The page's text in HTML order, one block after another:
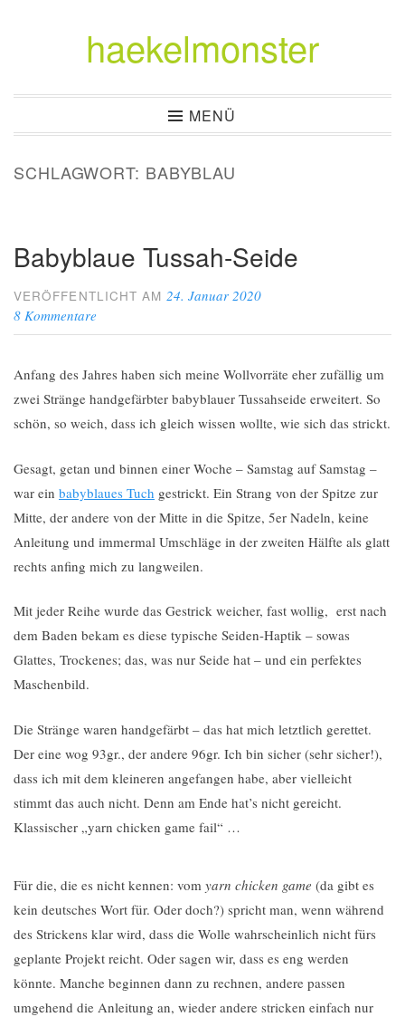
haekelmonster
MENÜ
SCHLAGWORT: BABYBLAU
Babyblaue Tussah-Seide
VERÖFFENTLICHT AM24. Januar 2020
8 Kommentare
Anfang des Jahres haben sich meine Wollvorräte eher zufällig um
zwei Stränge handgefärbter babyblauer Tussahseide erweitert. So
schön, so weich, dass ich gleich wissen wollte, wie sich das strickt.
Gesagt, getan und binnen einer Woche – Samstag auf Samstag –
war ein babyblaues Tuch gestrickt. Ein Strang von der Spitze zur
Mitte, der andere von der Mitte in die Spitze, 5er Nadeln, keine
Anleitung und immermal Umschläge in der zweiten Hälfte als glatt
rechts anfing mich zu langweilen.
Mit jeder Reihe wurde das Gestrick weicher, fast wollig, erst nach
dem Baden bekam es diese typische Seiden-Haptik – sowas
Glattes, Trockenes; das, was nur Seide hat – und ein perfektes
Maschenbild.
Die Stränge waren handgefärbt – das hat mich letztlich gerettet.
Der eine wog 93gr., der andere 96gr. Ich bin sicher (sehr sicher!),
dass ich mit dem kleineren angefangen habe, aber vielleicht
stimmt das auch nicht. Denn am Ende hat’s nicht gereicht.
Klassischer „yarn chicken game fail“ …
Für die, die es nicht kennen: vom yarn chicken game (da gibt es
kein deutsches Wort für. Oder doch?) spricht man, wenn während
des Strickens klar wird, dass die Wolle wahrscheinlich nicht fürs
geplante Projekt reicht. Oder sagen wir, dass es eng werden
könnte. Manche beginnen dann zu rechnen, andere passen
umgehend die Anleitung an, wieder andere stricken einfach nur